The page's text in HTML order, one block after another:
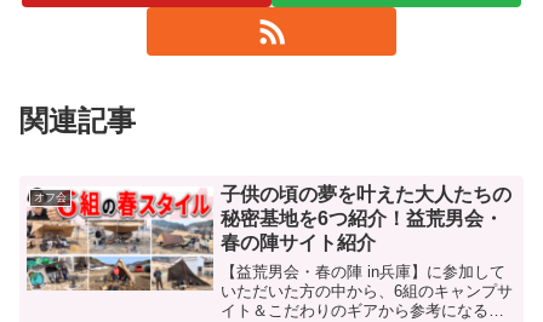
関連記事
オフ会
子供の頃の夢を叶えた大人たちの
秘密基地を6つ紹介！益荒男会・
春の陣サイト紹介
【益荒男会・春の陣 in兵庫】に参加して
いただいた方の中から、6組のキャンプサ
イト＆こだわりのギアから参考になる考